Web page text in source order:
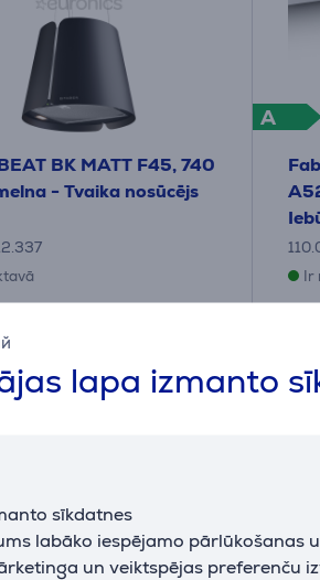
lapa izmanto
sīkdatnes
labāko iespējamo pārlūkošanas
un veiktspējas preferenču
BK MATT F45, 740
- Tvaika nosūcējs
.99 €
54 €
A
Ir
10